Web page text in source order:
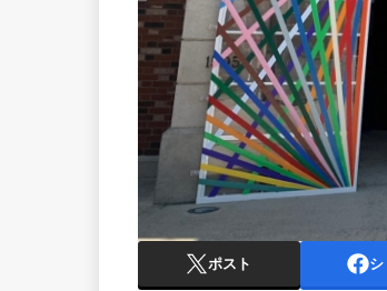
ポスト